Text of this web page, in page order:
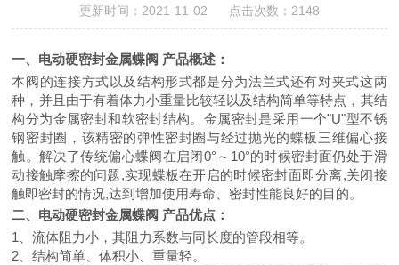
更新时间：2021-11-02 点击次数：2148
一、 电动硬密封金属蝶阀 产品概述：
本阀的连接方式以及结构形式都是分为法兰式还有对夹式这两
种，并且由于有着体力小重量比较轻以及结构简单等特点，其结
构分为金属密封和软密封结构。金属密封是采用一个"U"型不锈
钢密封圈，该精密的弹性密封圈与经过抛光的蝶板三维偏心接
触。解决了传统偏心蝶阀在启闭0°～10°的时候密封面仍处于滑
动接触摩擦的问题,实现蝶板在开启的时候密封面即分离,关闭接
触即密封的情况,达到增加使用寿命、密封性能良好的目的。
二、 电动硬密封金属蝶阀 产品优点：
1、流体阻力小，其阻力系数与同长度的管段相等。
2 、结构简单、体积小、重量轻。